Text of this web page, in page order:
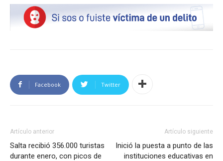
Facebook Twitter
Artículo anterior
Salta recibió 356.000 turistas
durante enero, con picos de
Artículo siguiente
Inició la puesta a punto de las
instituciones educativas en